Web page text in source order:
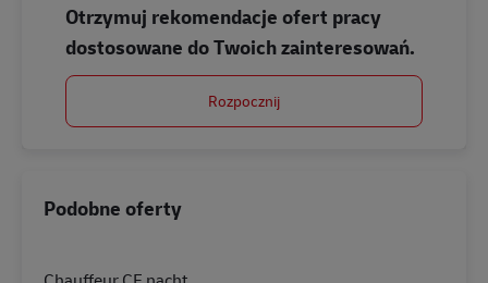
Otrzymuj rekomendacje ofert pracy
dostosowane do Twoich zainteresowań.
Rozpocznij
Podobne oferty